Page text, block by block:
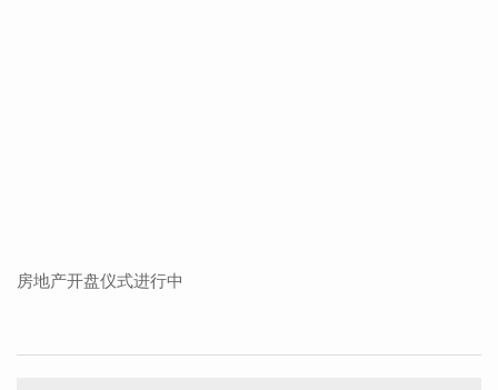
房地产开盘仪式进行中